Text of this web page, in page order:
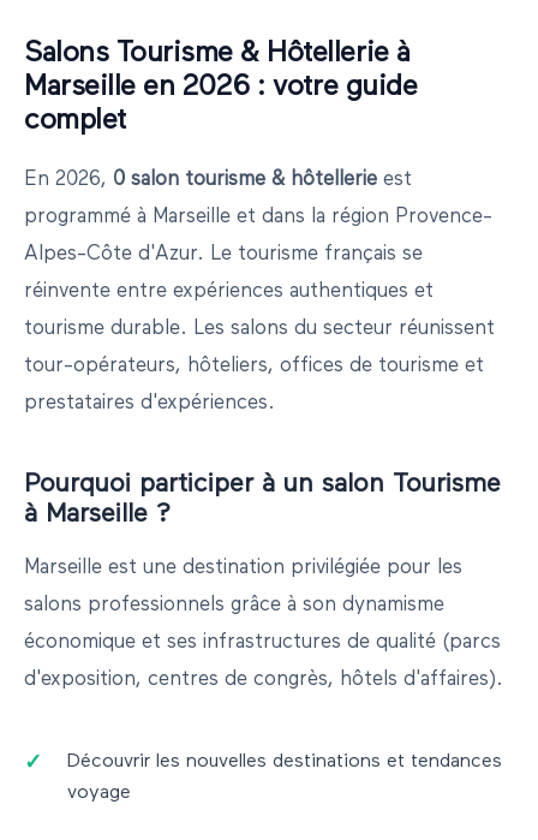
Salons Tourisme & Hôtellerieà
Marseilleen 2026: votre guide
complet
En 2026, 0 salon tourisme & hôtellerie est
programmé à Marseille et dans la région Provence-
Alpes-Côte d'Azur. Le tourisme français se
réinvente entre expériences authentiques et
tourisme durable. Les salons du secteur réunissent
tour-opérateurs, hôteliers, offices de tourisme et
prestataires d'expériences.
Pourquoi participer à un salon Tourisme
à Marseille ?
Marseille est une destination privilégiée pour les
salons professionnels grâce à son dynamisme
économique et ses infrastructures de qualité (parcs
d'exposition, centres de congrès, hôtels d'affaires).
Découvrir les nouvelles destinations et tendances
voyage